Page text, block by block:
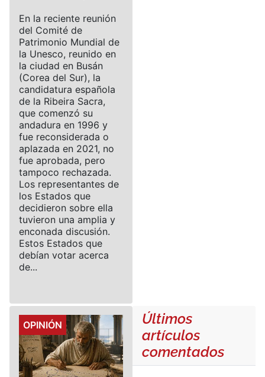
En la reciente reunión
del Comité de
Patrimonio Mundial de
la Unesco, reunido en
la ciudad en Busán
(Corea del Sur), la
candidatura española
de la Ribeira Sacra,
que comenzó su
andadura en 1996 y
fue reconsiderada o
aplazada en 2021, no
fue aprobada, pero
tampoco rechazada.
Los representantes de
los Estados que
decidieron sobre ella
tuvieron una amplia y
enconada discusión.
Estos Estados que
debían votar acerca
de...
Details
OPINIÓN
Últimos
artículos
comentados